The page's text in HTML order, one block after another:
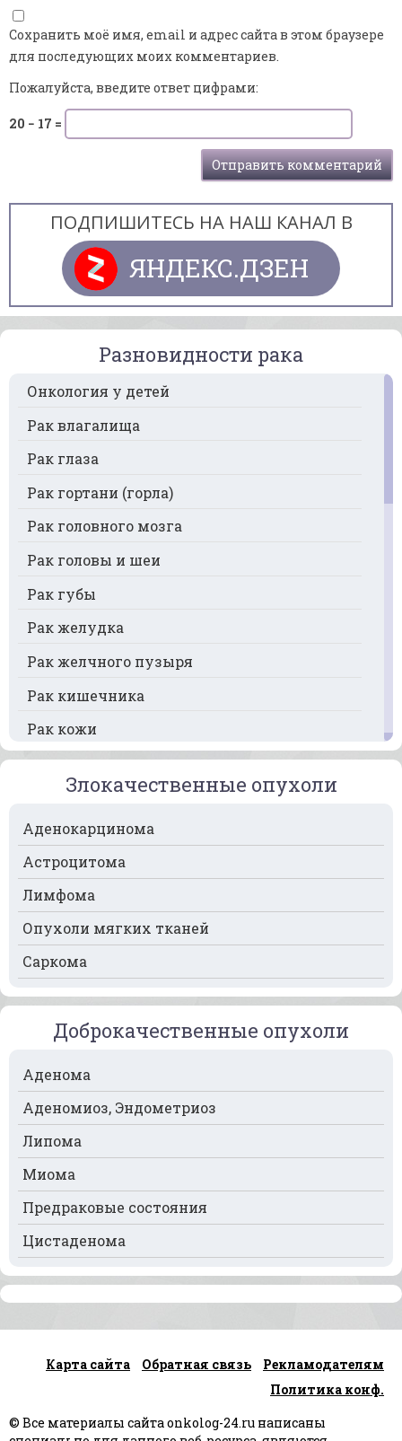
Сохранить моё имя, email и адрес сайта в этом браузере
для последующих моих комментариев.
Пожалуйста, введите ответ цифрами:
20 − 17 =
ПОДПИШИТЕСЬ НА НАШ КАНАЛ В
ЯНДЕКС.ДЗЕН
Разновидности рака
Онкология у детей
Рак влагалища
Рак глаза
Рак гортани (горла)
Рак головного мозга
Рак головы и шеи
Рак губы
Рак желудка
Рак желчного пузыря
Рак кишечника
Рак кожи
Рак кости
Рак крови
Рак легких
Рак лимфоузлов
Рак молочной железы
Рак мочевого пузыря
Рак носа
Рак печени
Рак пищевода
Рак поджелудочной железы
Рак предстательной железы
Рак почек
Рак селезёнки
Рак сердца
Рак спинного мозга
Рак шейки матки
Рак языка
Злокачественные опухоли
Аденокарцинома
Астроцитома
Лимфома
Опухоли мягких тканей
Саркома
Доброкачественные опухоли
Аденома
Аденомиоз, Эндометриоз
Липома
Миома
Предраковые состояния
Цистаденома
Карта сайта Обратная связь
Рекламодателям
Политика конф.
© Все материалы сайта onkolog-24.ru написаны